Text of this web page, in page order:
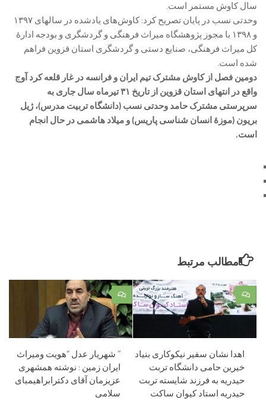
سال کاوش مستمر است.
وحدتی نسب در پایان تصریح کرد: کاوش‌های یادشده در سالهای ۱۳۹۷
و ۱۳۹۸ با مجوز پژوهشگاه میراث فرهنگی و گردشگری و بودجه ادارۀ
کل میراث فرهنگی، صنایع دستی و گردشگری استان قزوین فراهم
شده است.
دومین فصل از کاوش مشترک تیم ایران و فرانسه در غار قلعه کرد آوج
واقع در انتهای استان قزوین از تاریخ ۳۱ تیرماه سال جاری به
سرپرستی مشترک حامد وحدتی نسب (دانشگاه تربیت مدرس)، ژیل
بریون (موزۀ انسان شناسی پاریس) و میلاد هاشمی در حال انجام
است.
مطالب مرتبط
۰
” شهریار عدل “هویت ومیراث
ایران زمین : نوشته همشهری
عزیزمان آقای دکترابراهیمبای
سلامی
۰
اهدا نشان سفیر نیکوکاری بنیاد
خیرین حامی دانشگاه تربت
حیدریه به فرزند شایسته تربت
حیدریه استاد کیوان ساکت